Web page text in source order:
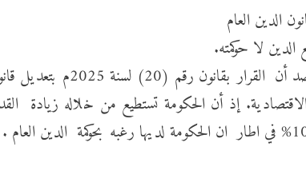
الدين العام
لا حوكمته.
الاقتصادية. إذ أن الحكومة تستطيع من خلاله زيادة